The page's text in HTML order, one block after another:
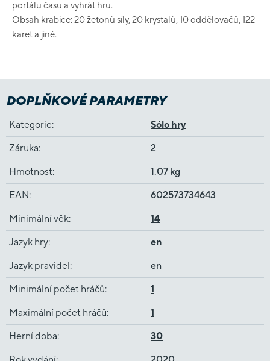
portálu času a vyhrát hru.
Obsah krabice: 20 žetonů síly, 20 krystalů, 10 oddělovačů, 122
karet a jiné.
DOPLŇKOVÉ PARAMETRY
Kategorie: Sólo hry
Záruka: 2
Hmotnost: 1.07 kg
EAN: 602573734643
Minimální věk: 14
Jazyk hry: en
Jazyk pravidel : en
Minimální počet hráčů: 1
Maximální počet hráčů: 1
Herní doba: 30